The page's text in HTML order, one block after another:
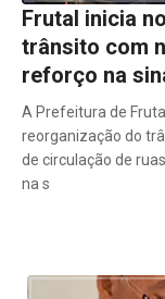
Frutal inicia
trânsito com
reforço na
A Prefeitura de
reorganização do
de circulação de
na s